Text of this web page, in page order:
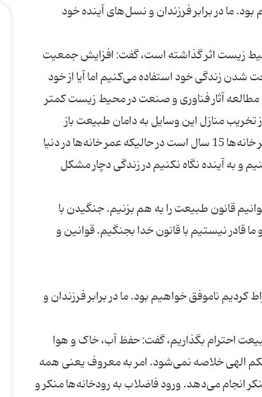
ما در برابر فرزندان و نسل‌های آینده خود
زیست اثر گذاشته است، گفت: افزایش جمعیت
شدن زندگی خود استفاده می‌کنیم اما آیا از خود
مطالعه آثار فناوری و صنعت در محیط زیست کمتر
منازل این وسایل به دامان طبیعت باز
می‌گشت اما امروز از سیمان، آهن یا میلگرد استفاده می‌شود. در ایران نیز که عمر خانه‌ها 15 سال است در حالیکه عمر خانه‌ها در دنیا
و به آینده نگاه نکنیم در زندگی دچار مشکل
قانون طبیعت را به هم بزنیم. جنگیدن با
نیستیم با قانون خدا بجنگیم. قوانین و
ناموفق خواهیم بود. ما در برابر فرزندان و
احترام بگذاریم، ‌گفت: حفظ آب، خاک و هوا
الهی خلاصه نمی‌شود. امر به معروف یعنی همه
می‌دهد. ورود فاضلاب به رودخانه‌ها منکر و